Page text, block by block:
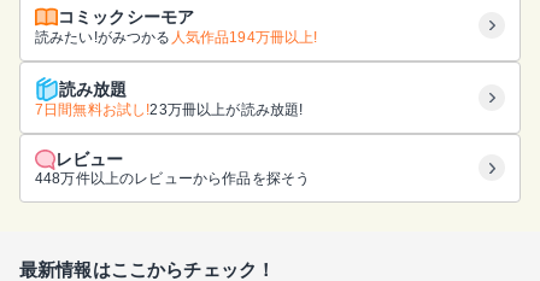
コミックシーモア
読みたい!がみつかる 人気作品194万冊以上!
読み放題
7日間無料お試し!23万冊以上が読み放題!
レビュー
448万件以上のレビューから作品を探そう
最新情報はここからチェック！